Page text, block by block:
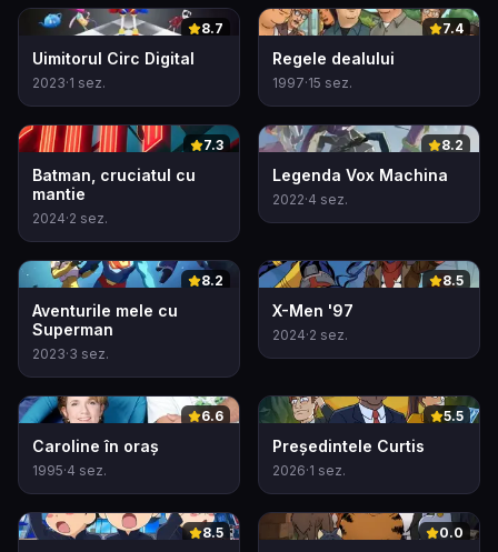
0 8.7
Uimitorul Circ Digital
2023·1 sez.
0 7.4
Regele dealului
1997·15 sez.
0 7.3
Batman, cruciatul cu
mantie
2024·2 sez.
0 8.2
Legenda Vox Machina
2022·4 sez.
0 8.2
Aventurile mele cu
Superman
2023·3 sez.
0 8.5
X-Men '97
2024·2 sez.
0 6.6
Caroline în oraș
1995·4 sez.
0 5.5
Președintele Curtis
2026·1 sez.
0 8.5 0 0.0